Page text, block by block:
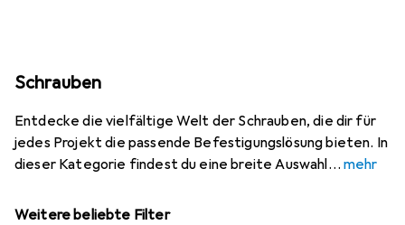
Schrauben
Entdecke die vielfältige Welt der Schrauben, die dir für
jedes Projekt die passende Befestigungslösung bieten. In
dieser Kategorie findest du eine breite Auswahl
mehr
Weitere beliebte Filter